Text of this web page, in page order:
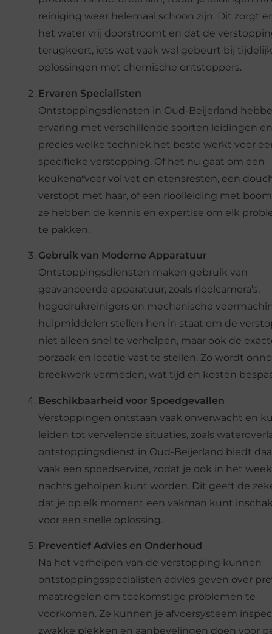
reiniging weer helemaal schoon zijn. Dit zorgt
het water vrij doorstroomt en dat de
terugkeert, iets wat vaak wel gebeurt bij
oplossingen met chemische ontstoppers.
Ervaren Specialisten
Ontstoppingsdiensten in Oud-Beijerland
ervaring met verschillende soorten leidingen
precies welke techniek het beste werkt voor
specifieke verstopping. Of het nu gaat om een
keukenafvoer vol vet en etensresten, een
verstopt met haar, of een rioolleiding met
ze hebben de kennis en expertise om elk
te pakken.
Gebruik van Moderne Apparatuur
Ontstoppingsdiensten maken gebruik van
geavanceerde apparatuur, zoals rioolcamera’s,
hogedrukreinigers en mechanische
hulpmiddelen stellen hen in staat om de
niet alleen snel te verhelpen, maar ook de
oorzaak en locatie vast te stellen. Zo wordt
breekwerk vermeden, wat tijd en kosten
Beschikbaarheid voor Spoedgevallen
Verstoppingen ontstaan vaak onverwacht en
leiden tot vervelende situaties, zoals
ontstoppingsdienst in Oud-Beijerland biedt
vaak een spoedservice, zodat je ook in het
nachts geholpen kunt worden. Dit geeft de
dat je op elk moment een vakman kunt
voor een snelle oplossing.
Preventief Advies en Onderhoud
Na het verhelpen van de verstopping kunnen
ontstoppingsspecialisten advies geven over
maatregelen om toekomstige problemen te
voorkomen. Ze kunnen je afvoersysteem
zwakke plekken en aanbevelingen doen voor